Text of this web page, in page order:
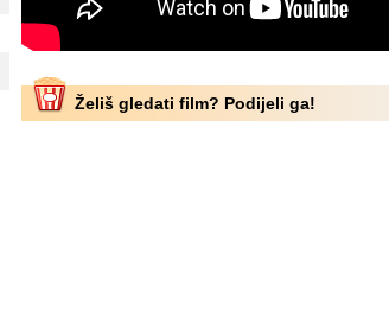
Želiš gledati film? Podijeli ga!